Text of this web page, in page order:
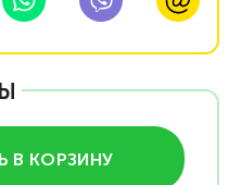
В КОРЗИНУ